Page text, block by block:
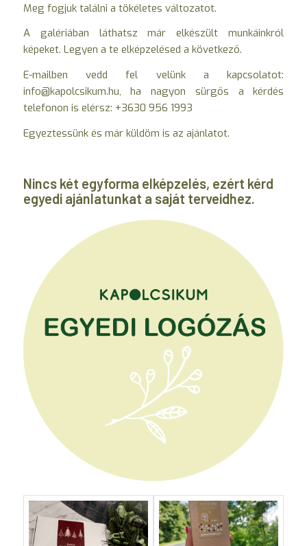
Meg fogjuk találni a tökéletes változatot.
A galériában láthatsz már elkészült munkáinkról
képeket. Legyen a te elképzelésed a következő.
E-mailben vedd fel velünk a kapcsolatot:
info@kapolcsikum.hu, ha nagyon sürgős a kérdés
telefonon is elérsz: +3630 956 1993
Egyeztessünk és már küldöm is az ajánlatot.
Nincs két egyforma elképzelés, ezért kérd
egyedi ajánlatunkat a saját terveidhez.